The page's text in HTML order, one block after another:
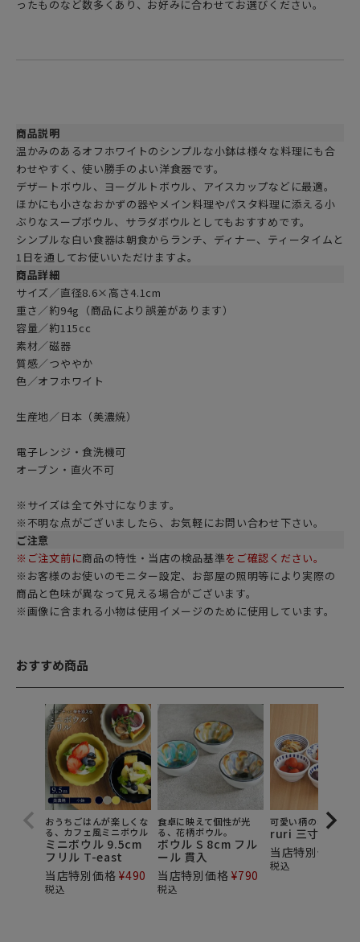
ったものなど数多くあり、お好みに合わせてお選びください。
商品説明
温かみのあるオフホワイトのシンプルな小鉢は様々な料理にも合
わせやすく、使い勝手のよい洋食器です。
デザートボウル、ヨーグルトボウル、アイスカップなどに最適。
ほかにも小さなおかずの器やメイン料理やパスタ料理に添える小
ぶりなスープボウル、サラダボウルとしてもおすすめです。
シンプルな白い食器は朝食からランチ、ディナー、ティータイムと
1日を通してお使いいただけますよ。
商品詳細
サイズ／直径8.6×高さ4.1cm
重さ／約94g（商品により誤差があります）
容量／約115cc
素材／磁器
質感／つややか
色／オフホワイト
生産地／日本（美濃焼）
電子レンジ・食洗機可
オーブン・直火不可
※サイズは全て外寸になります。
※不明な点がございましたら、お気軽にお問い合わせ下さい。
ご注意
※ご注文前に商品の特性・当店の検品基準をご確認ください。
※お客様のお使いのモニター設定、お部屋の照明等により実際の
商品と色味が異なって見える場合がございます。
※画像に含まれる小物は使用イメージのために使用しています。
おすすめ商品
おうちごはんが楽しくな
る、カフェ風ミニボウル
ミニボウル 9.5cm
フリル T-east
当店特別価格 ¥490
税込
食卓に映えて個性が光
る、花柄ボウル。
ボウル S 8cm フル
ール 貫入
当店特別価格 ¥790
税込
可愛い柄の和食器で
ruri 三寸小鉢
当店特別価格
税込